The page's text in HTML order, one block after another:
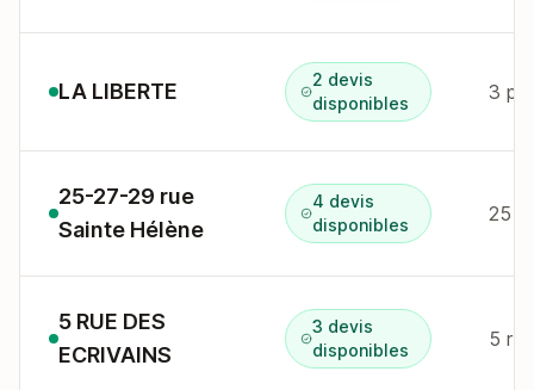
LA LIBERTE
2 devis
disponibles
3 pl
25-27-29 rue
Sainte Hélène
4 devis
disponibles
25 r
5 RUE DES
ECRIVAINS
3 devis
disponibles
5 r